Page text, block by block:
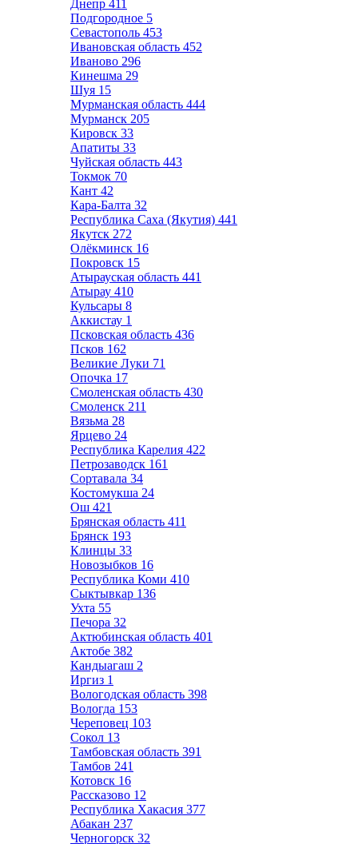
Днепр 411
Подгородное 5
Севастополь 453
Ивановская область 452
Иваново 296
Кинешма 29
Шуя 15
Мурманская область 444
Мурманск 205
Кировск 33
Апатиты 33
Чуйская область 443
Токмок 70
Кант 42
Кара-Балта 32
Республика Саха (Якутия) 441
Якутск 272
Олёкминск 16
Покровск 15
Атырауская область 441
Атырау 410
Кульсары 8
Аккистау 1
Псковская область 436
Псков 162
Великие Луки 71
Опочка 17
Смоленская область 430
Смоленск 211
Вязьма 28
Ярцево 24
Республика Карелия 422
Петрозаводск 161
Сортавала 34
Костомукша 24
Ош 421
Брянская область 411
Брянск 193
Клинцы 33
Новозыбков 16
Республика Коми 410
Сыктывкар 136
Ухта 55
Печора 32
Актюбинская область 401
Актобе 382
Кандыагаш 2
Иргиз 1
Вологодская область 398
Вологда 153
Череповец 103
Сокол 13
Тамбовская область 391
Тамбов 241
Котовск 16
Рассказово 12
Республика Хакасия 377
Абакан 237
Черногорск 32